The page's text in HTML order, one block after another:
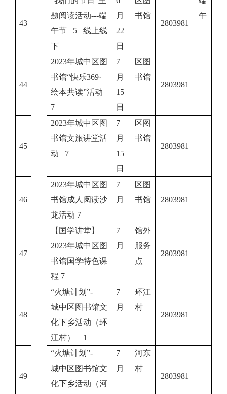
43
题阅读活动---端
午节 5 线上线
下
月
22
日
书馆
2803981
午
44
2023年城中区图
书馆“快乐369·
绘本共读”活动
7
7
月
15
日
区图
书馆
2803981
45
2023年城中区图
书馆文旅讲堂活
动 7
7
月
15
日
区图
书馆
2803981
46
2023年城中区图
书馆成人阅读沙
龙活动 7
7
月
区图
书馆
2803981
47
【国学讲堂】
2023年城中区图
书馆国学特色课
程 7
7
月
馆外
服务
点
2803981
48
“火塘计划”-—
城中区图书馆文
化下乡活动（环
江村） 1
7
月
环江
村
2803981
49
“火塘计划”-—
城中区图书馆文
化下乡活动（河
7
月
河东
村
2803981